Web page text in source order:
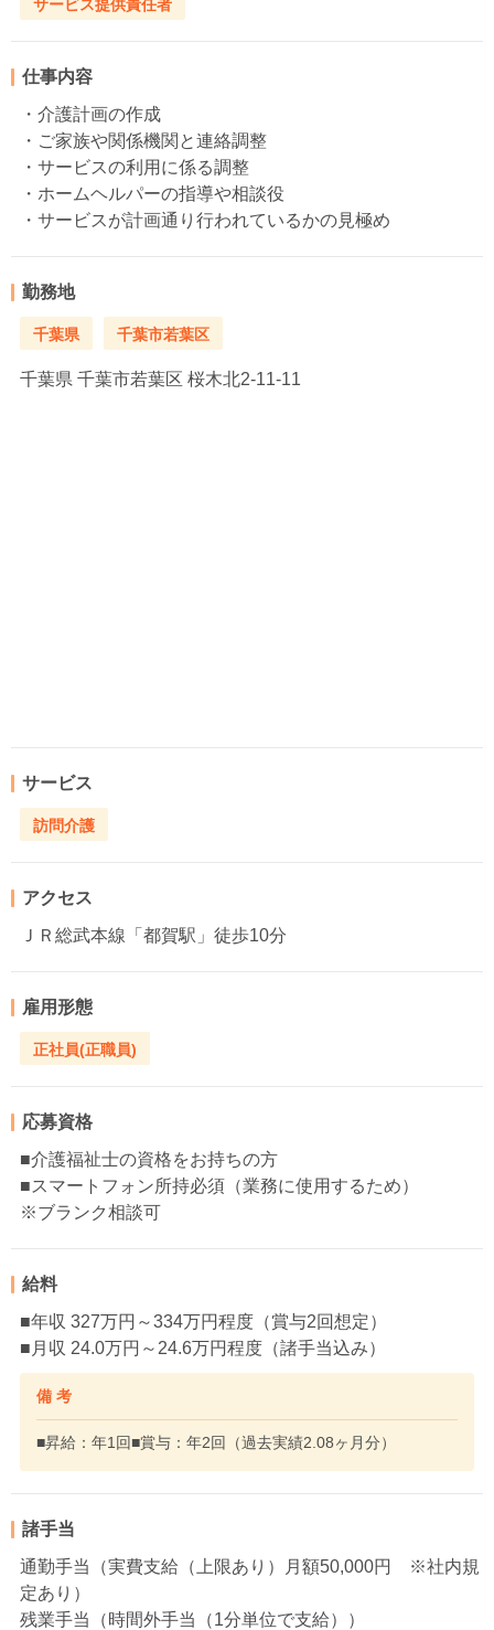
サービス提供責任者
仕事内容
・介護計画の作成
・ご家族や関係機関と連絡調整
・サービスの利用に係る調整
・ホームヘルパーの指導や相談役
・サービスが計画通り行われているかの見極め
勤務地
千葉県 千葉市若葉区
千葉県 千葉市若葉区 桜木北2-11-11
サービス
訪問介護
アクセス
ＪＲ総武本線「都賀駅」徒歩10分
雇用形態
正社員(正職員)
応募資格
■介護福祉士の資格をお持ちの方
■スマートフォン所持必須（業務に使用するため）
※ブランク相談可
給料
■年収 327万円～334万円程度（賞与2回想定）
■月収 24.0万円～24.6万円程度（諸手当込み）
備 考
■昇給：年1回■賞与：年2回（過去実績2.08ヶ月分）
諸手当
通勤手当（実費支給（上限あり）月額50,000円 ※社内規
定あり）
残業手当（時間外手当（1分単位で支給））